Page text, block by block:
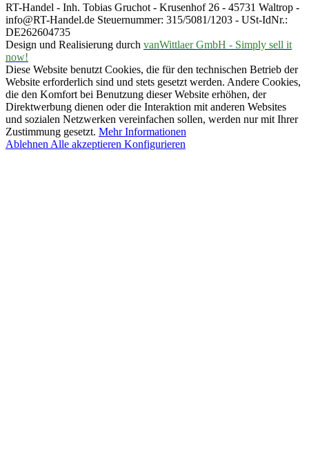
RT-Handel - Inh. Tobias Gruchot - Krusenhof 26 - 45731 Waltrop -
info@RT-Handel.de Steuernummer: 315/5081/1203 - USt-IdNr.:
DE262604735
Design und Realisierung durch vanWittlaer GmbH - Simply sell it
now!
Diese Website benutzt Cookies, die für den technischen Betrieb der
Website erforderlich sind und stets gesetzt werden. Andere Cookies,
die den Komfort bei Benutzung dieser Website erhöhen, der
Direktwerbung dienen oder die Interaktion mit anderen Websites
und sozialen Netzwerken vereinfachen sollen, werden nur mit Ihrer
Zustimmung gesetzt. Mehr Informationen
Ablehnen Alle akzeptieren Konfigurieren